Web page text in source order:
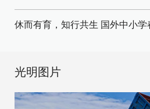
休而有育，知行共生 国外中小
光明图片